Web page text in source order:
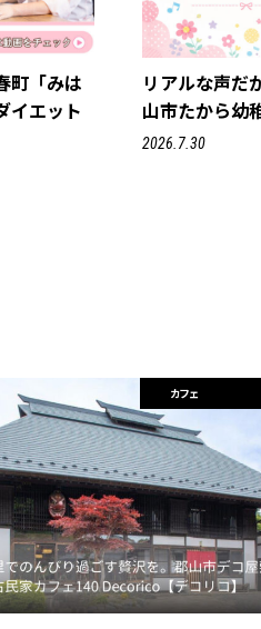
町「みは
イエット
リアルな声だ
山市たから幼
2026.7.30
カフェ